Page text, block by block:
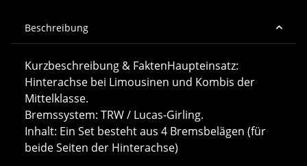
Beschreibung
Kurzbeschreibung & FaktenHaupteinsatz:
Hinterachse bei Limousinen und Kombis der
Mittelklasse.
Bremssystem: TRW / Lucas-Girling.
Inhalt: Ein Set besteht aus 4 Bremsbelägen (für
beide Seiten der Hinterachse)